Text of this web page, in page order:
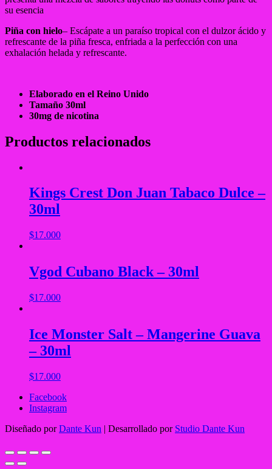
su esencia
Piña con hielo– Escápate a un paraíso tropical con el dulzor ácido y
refrescante de la piña fresca, enfriada a la perfección con una
exhalación helada y refrescante.
Elaborado en el Reino Unido
Tamaño 30ml
30mg de nicotina
Productos relacionados
Kings Crest Don Juan Tabaco Dulce –
30ml
$17.000
Vgod Cubano Black – 30ml
$17.000
Ice Monster Salt – Mangerine Guava
– 30ml
$17.000
Facebook
Instagram
Diseñado porDante Kun | Desarrollado por Studio Dante Kun